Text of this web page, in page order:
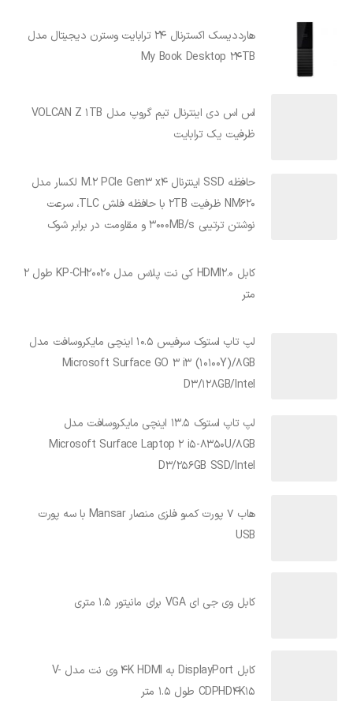
هارددیسک اکسترنال 24 ترابایت وسترن دیجیتال مدل
My Book Desktop 24TB
اس اس دی اینترنال تیم گروپ مدل VOLCAN Z 1TB
ظرفیت یک ترابایت
حافظه SSD اینترنال M.2 PCIe Gen3 x4 لکسار مدل
NM620 ظرفیت 2TB با حافظه فلش TLC، سرعت
نوشتن ترتیبی 3000MB/s و مقاومت در برابر شوک
کابل HDMI2.0 کی نت پلاس مدل KP-CH20020 طول 2
متر
لپ تاپ استوک سرفیس 10.5 اینچی مایکروسافت مدل
Microsoft Surface GO 3 i3 (10100Y)/8GB
D3/128GB/Intel
لپ تاپ استوک 13.5 اینچی مایکروسافت مدل
Microsoft Surface Laptop 2 i5-8350U/8GB
D3/256GB SSD/Intel
هاب 7 پورت کمبو فلزی منصار Mansar با سه پورت
USB
کابل وی جی ای VGA برای مانیتور 1.5 متری
کابل DisplayPort به 4K HDMI وی نت مدل V-
CDPHD4K15 طول 1.5 متر